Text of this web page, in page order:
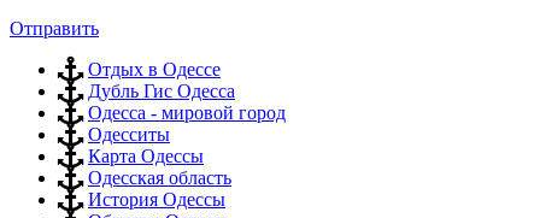
Отправить
Отдых в Одессе
Дубль Гис Одесса
Одесса - мировой город
Одесситы
Карта Одессы
Одесская область
История Одессы